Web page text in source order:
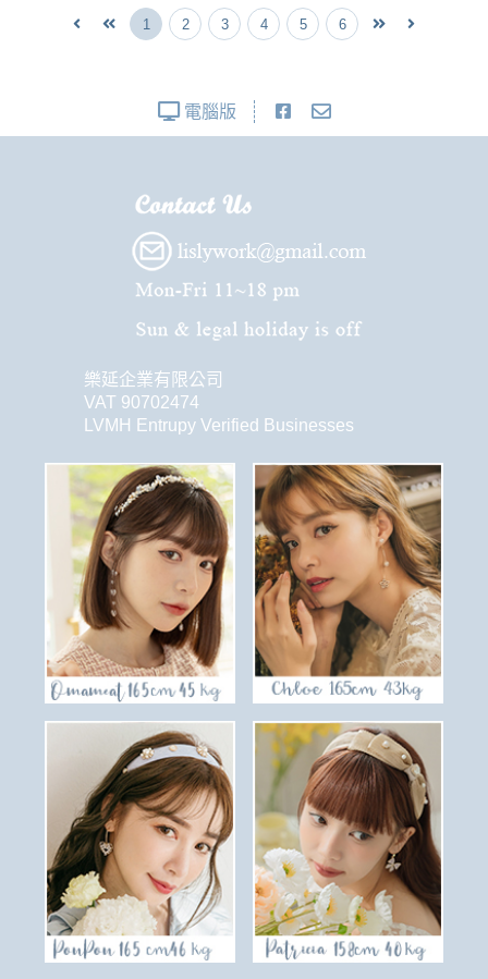
1 2 3 4 5 6
電腦版
樂延企業有限公司
VAT 90702474
LVMH Entrupy Verified Businesses